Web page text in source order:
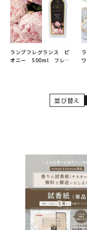
ランプフレグランス ピ
オニー 500ml フレグ
並び替え